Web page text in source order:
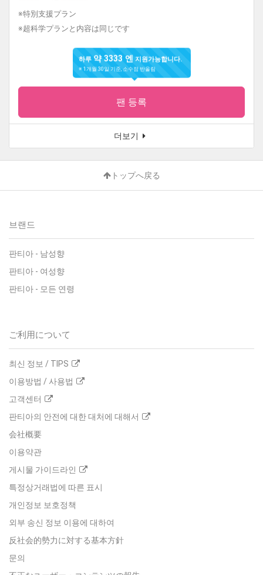
※特別支援プラン
※超科学プランと内容は同じです
하루 약 3333 엔지원가능합니다.
※ 1개월 30일 기준, 소수점 반올림
팬 등록
더보기
トップへ戻る
브랜드
판티아 - 남성향
판티아 - 여성향
판티아 - 모든 연령
ご利用について
최신 정보 / TIPS
이용방법 / 사용법
고객센터
판티아의 안전에 대한 대처에 대해서
会社概要
이용약관
게시물 가이드라인
특정상거래법에 따른 표시
개인정보 보호정책
외부 송신 정보 이용에 대하여
反社会的勢力に対する基本方針
문의